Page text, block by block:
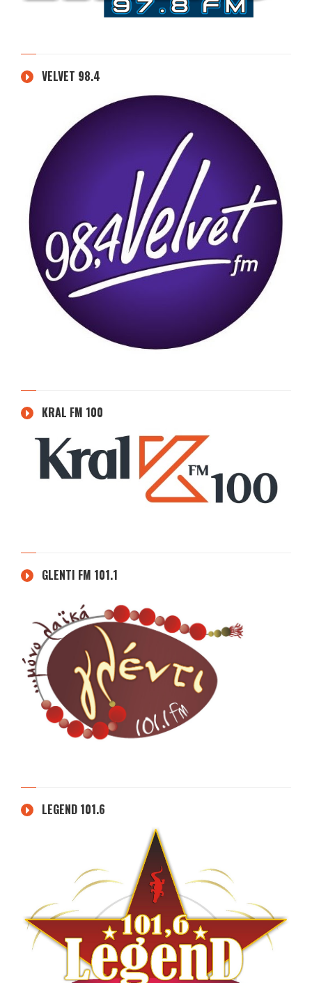
VELVET 98.4
KRAL FM 100
GLENTI FM 101.1
LEGEND 101.6